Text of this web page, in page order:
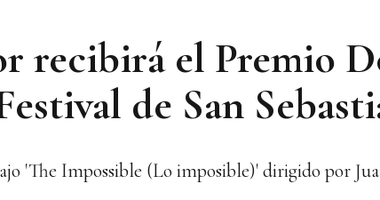
recibirá el Premio
de San
'The Impossible (Lo imposible)' dirigido por